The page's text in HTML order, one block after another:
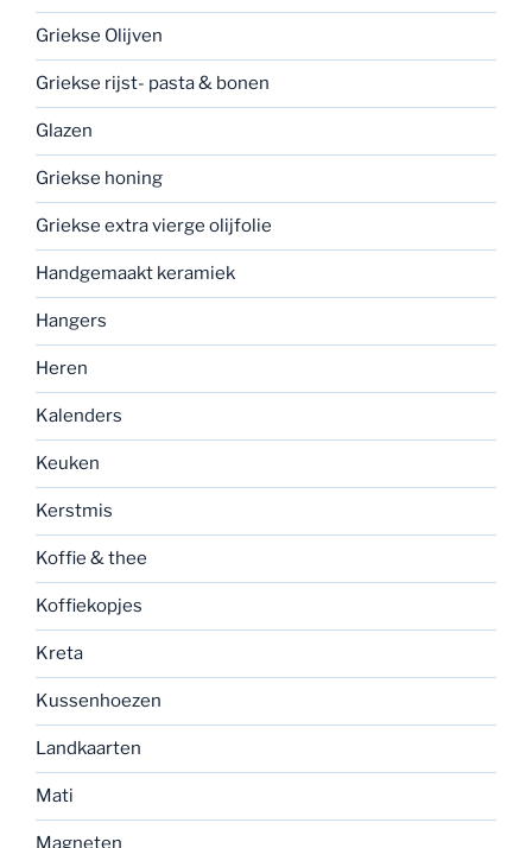
Griekse Olijven
Griekse rijst- pasta & bonen
Glazen
Griekse honing
Griekse extra vierge olijfolie
Handgemaakt keramiek
Hangers
Heren
Kalenders
Keuken
Kerstmis
Koffie & thee
Koffiekopjes
Kreta
Kussenhoezen
Landkaarten
Mati
Magneten